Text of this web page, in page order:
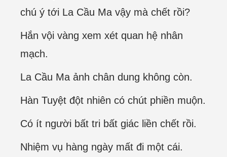
chú ý tới La Cầu Ma vậy mà chết rồi?
Hắn vội vàng xem xét quan hệ nhân
mạch.
La Cầu Ma ảnh chân dung không còn.
Hàn Tuyệt đột nhiên có chút phiền muộn.
Có ít người bất tri bất giác liền chết rồi.
Nhiệm vụ hàng ngày mất đi một cái.